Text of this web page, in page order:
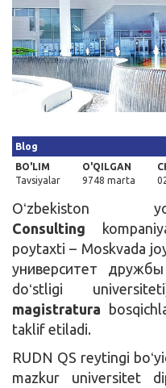
Blog
BO'LIM
Tavsiyalar
O'QILGAN
9748 marta
Oʻzbekiston
Consulting
poytaxti – Moskvada
университет
doʻstligi
magistratura
taklif etiladi.
RUDN QS reytingi
mazkur universitet